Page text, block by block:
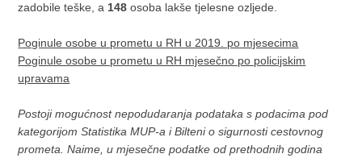
zadobile teške, a 148osoba lakše tjelesne ozljede.
Poginule osobe u prometu u RH u 2019. po mjesecima
Poginule osobe u prometu u RH mjesečno po policijskim
upravama
Postoji mogućnost nepodudaranja podataka s podacima pod
kategorijom Statistika MUP-a i Bilteni o sigurnosti cestovnog
prometa. Naime, u mjesečne podatke od prethodnih godina